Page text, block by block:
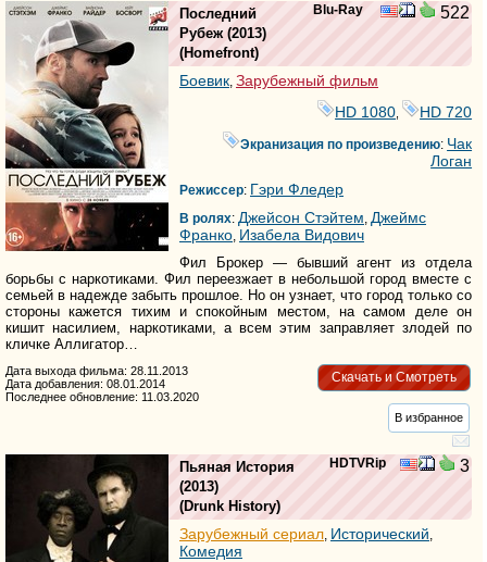
Blu-Ray 522
Последний
Рубеж (2013)
(Homefront)
Боевик Зарубежный фильм
HD 1080
HD 720
Экранизация по произведению: Чак
Логан
Режиссер: Гэри Фледер
В ролях: Джейсон Стэйтем Джеймс
Франко Изабела Видович
Фил Брокер — бывший агент из отдела
борьбы с наркотиками. Фил переезжает в небольшой город вместе с
семьей в надежде забыть прошлое. Но он узнает, что город только со
стороны кажется тихим и спокойным местом, на самом деле он
кишит насилием, наркотиками, а всем этим заправляет злодей по
кличке Аллигатор…
Скачать и Смотреть
Дата выхода фильма: 28.11.2013
Дата добавления: 08.01.2014
Последнее обновление: 11.03.2020
В избранное
HDTVRip 3
Пьяная История
(2013)
(Drunk History)
Зарубежный сериал Исторический
Комедия